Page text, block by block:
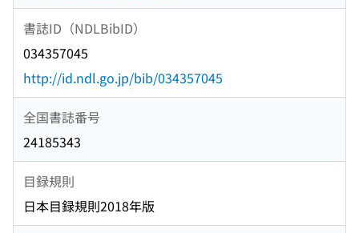
書誌ID（NDLBibID）
034357045
http://id.ndl.go.jp/bib/034357045
全国書誌番号
24185343
目録規則
日本目録規則2018年版